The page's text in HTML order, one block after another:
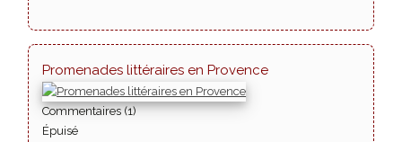
Promenades littéraires en Provence
Commentaires (1)
Épuisé